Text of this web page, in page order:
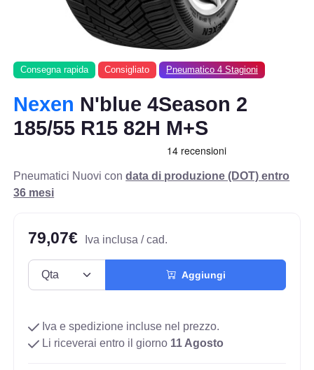
Consegna rapida Consigliato Pneumatico 4 Stagioni
Nexen N'blue 4Season 2
185/55 R15 82H M+S
Pneumatici Nuovi condata di produzione (DOT) entro
36 mesi
79,07€ Iva inclusa / cad.
Aggiungi
Iva e spedizione incluse nel prezzo.
Li riceverai entro il giorno 11 Agosto